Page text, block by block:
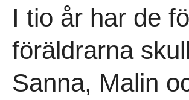
I tio år har de
föräldrarna
Sanna, Malin